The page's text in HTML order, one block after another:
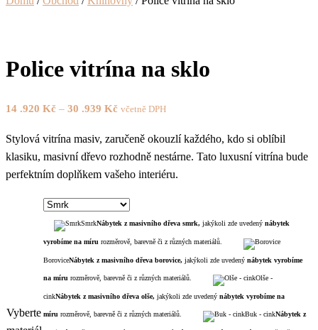
Police vitrína na sklo
14 .920 Kč – 30 .939 Kč včetně DPH
Stylová vitrína masiv, zaručeně okouzlí každého, kdo si oblíbil
klasiku, masivní dřevo rozhodně nestárne. Tato luxusní vitrína bude
perfektním doplňkem vašeho interiéru.
Vyberte
SmrkNábytek z masivního dřeva smrk, jakýkoli zde uvedený nábytek
vyrobíme na míru rozměrově, barevně či z různých materiálů.
BoroviceNábytek z masivního dřeva borovice, jakýkoli zde uvedený nábytek vyrobíme
na míru rozměrově, barevně či z různých materiálů. Olše -
cinkNábytek z masivního dřeva olše, jakýkoli zde uvedený nábytek vyrobíme na
míru rozměrově, barevně či z různých materiálů. Buk - cinkNábytek z